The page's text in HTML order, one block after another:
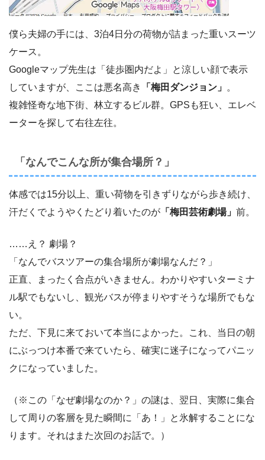
僕ら夫婦の手には、3泊4日分の荷物が詰まった重いスーツ
ケース。
Googleマップ先生は「徒歩圏内だよ」と涼しい顔で表示
していますが、ここは悪名高き
「梅田ダンジョン」 。
複雑怪奇な地下街、林立するビル群。GPSも狂い、エレベ
ーターを探して右往左往。
「なんでこんな所が集合場所？」
体感では15分以上、重い荷物を引きずりながら歩き続け、
汗だくでようやくたどり着いたのが 「梅田芸術劇場」 前。
……え？ 劇場？
「なんでバスツアーの集合場所が劇場なんだ？」
正直、まったく合点がいきません。わかりやすいターミナ
ル駅でもないし、観光バスが停まりやすそうな場所でもな
い。
ただ、下見に来ておいて本当によかった。これ、当日の朝
にぶっつけ本番で来ていたら、確実に迷子になってパニッ
クになっていました。
（※この「なぜ劇場なのか？」の謎は、翌日、実際に集合
して周りの客層を見た瞬間に「あ！」と氷解することにな
ります。それはまた次回のお話で。）